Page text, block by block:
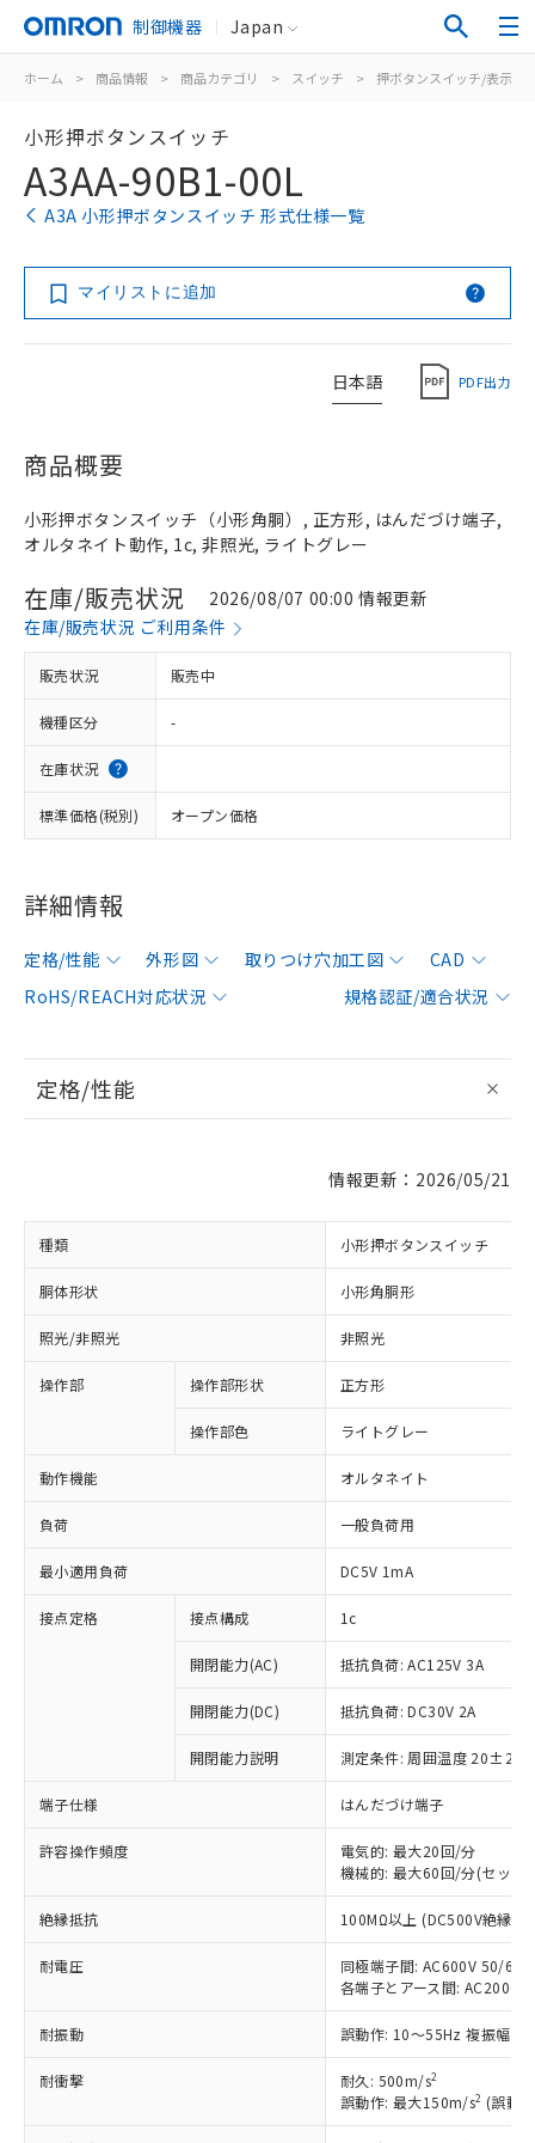
制御機器 Japan
ホーム > 商品情報 > 商品カテゴリ > スイッチ > 押ボタンスイッチ/表示灯
小形押ボタンスイッチ
A3AA-90B1-00L
A3A 小形押ボタンスイッチ 形式仕様一覧
マイリストに追加
日本語 PDF出力
商品概要
小形押ボタンスイッチ（小形角胴）, 正方形, はんだづけ端子,
オルタネイト動作, 1c, 非照光, ライトグレー
在庫/販売状況
2026/08/07 00:00 情報更新
在庫/販売状況 ご利用条件
販売状況 販売中
機種区分 -
在庫状況
標準価格(税別) オープン価格
詳細情報
定格/性能 外形図 取りつけ穴加工図
CAD
RoHS/REACH対応状況
規格認証/適合状況
定格/性能
情報更新：2026/05/21
種類 小形押ボタンスイッチ
胴体形状 小形角胴形
照光/非照光 非照光
操作部 操作部形状 正方形
操作部色 ライトグレー
動作機能 オルタネイト
負荷 一般負荷用
最小適用負荷 DC5V 1mA
接点定格 接点構成 1c
開閉能力(AC) 抵抗負荷: AC125V 3A
開閉能力(DC) 抵抗負荷: DC30V 2A
開閉能力説明 測定条件: 周囲温度 20±2℃
端子仕様 はんだづけ端子
許容操作頻度
電気的: 最大20回/分
機械的: 最大60回/分(セット
絶縁抵抗 100MΩ以上 (DC500V絶縁抵
耐電圧
同極端子間: AC600V 50/
各端子とアース間:
耐振動 誤動作: 10～55Hz 複振幅
耐衝撃 耐久: 500m/s2
誤動作: 最大150m/s2 (誤動
対応済み：EU RoHS指令（10物質）の
非含有に対応した製品が提供可能な商品で
対応予定：EU RoHS指令（10物質）の非含
有に対応した製品に切り替える予定のある